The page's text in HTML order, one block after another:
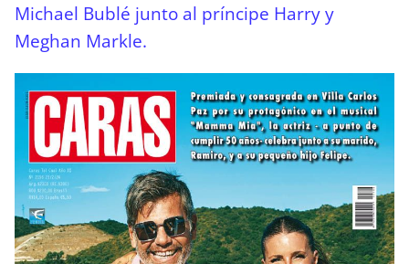
Michael Bublé junto al príncipe Harry y
Meghan Markle.